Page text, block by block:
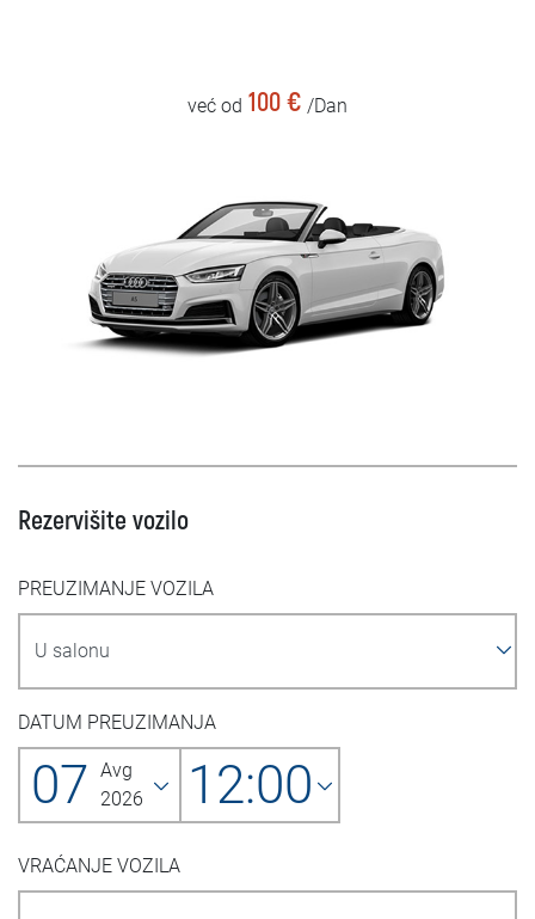
već od 100 € /Dan
Rezervišite vozilo
PREUZIMANJE VOZILA
DATUM PREUZIMANJA
07 Avg
2026
12:00
VRAĆANJE VOZILA